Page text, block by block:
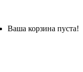
Ваша корзина пуста!